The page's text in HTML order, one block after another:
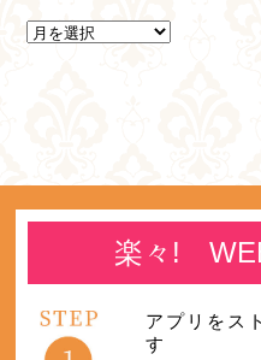
楽々!
アプリをス
す